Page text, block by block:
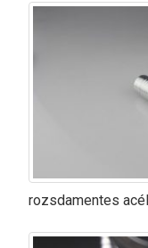
rozsdamentes